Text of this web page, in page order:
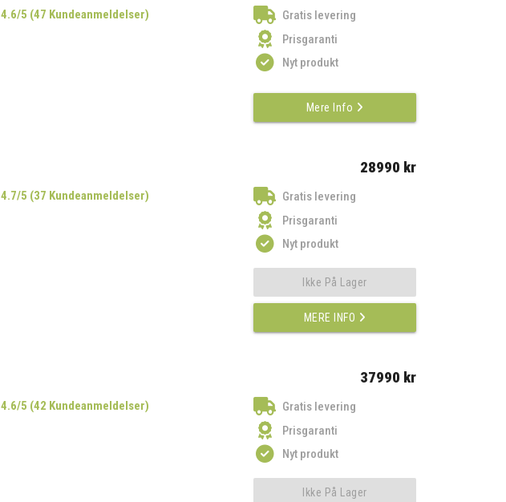
4.6/5 (47 Kundeanmeldelser)
Gratis levering
Prisgaranti
Nyt produkt
Mere Info
4.7/5 (37 Kundeanmeldelser)
28990 kr
Gratis levering
Prisgaranti
Nyt produkt
Ikke På Lager
MERE INFO
4.6/5 (42 Kundeanmeldelser)
37990 kr
Gratis levering
Prisgaranti
Nyt produkt
Ikke På Lager